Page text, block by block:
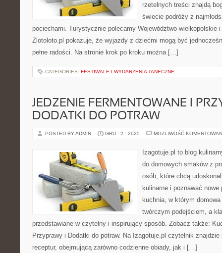
rzetelnych treści znajdą
świecie podróży z
pociechami. Turystycznie polecamy Województwo wielkopolskie
Zlotoloto.pl pokazuje, że wyjazdy z dziećmi mogą być
pełne radości. Na stronie krok po kroku można […]
CATEGORIES: FESTIWALE I WYDARZENIA TANECZNE
JEDZENIE FERMENTOWANE I
DODATKI DO POTRAW
POSTED BY ADMIN GRU - 2 - 2025 MOŻLIWOŚĆ
Izagotuje.pl to blog
do domowych smaków z
osób, które chcą
kulinarne i poznawać nowe
kuchnia, w którym
twórczym podejściem, a
przedstawiane w czytelny i inspirujący sposób. Zobacz także:
Przyprawy i Dodatki do potraw. Na Izagotuje.pl czytelnik znajdzie
receptur, obejmującą zarówno codzienne obiady, jak i […]